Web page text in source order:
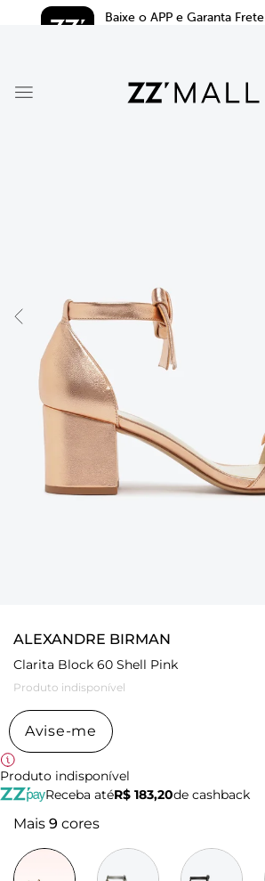
Baixe o APP e Garanta Frete
ALEXANDRE BIRMAN
Clarita Block 60 Shell Pink
Produto indisponível
Avise-me
Produto indisponível
Receba atéR$ 183,20de cashback
Mais 9 cores